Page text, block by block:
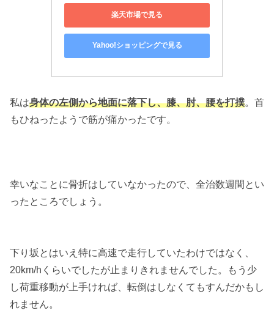
楽天市場で見る
Yahoo!ショッピングで見る
私は身体の左側から地面に落下し、膝、肘、腰を打撲。首
もひねったようで筋が痛かったです。
幸いなことに骨折はしていなかったので、全治数週間とい
ったところでしょう。
下り坂とはいえ特に高速で走行していたわけではなく、
20km/hくらいでしたが止まりきれませんでした。もう少
し荷重移動が上手ければ、転倒はしなくてもすんだかもし
れません。